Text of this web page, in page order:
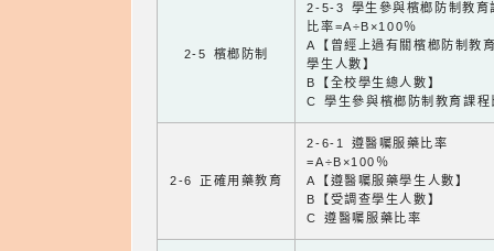
2-5 檳榔防制
2-5-3 學生參與檳榔防制教育
比率=A÷B×100％
A【曾經上過有關檳榔防制教
學生人數】
B【全校學生總人數】
C 學生參與檳榔防制教育課程
2-6 正確用藥教育
2-6-1 遵醫囑服藥比率
=A÷B×100％
A【遵醫囑服藥學生人數】
B【受調查學生人數】
C 遵醫囑服藥比率